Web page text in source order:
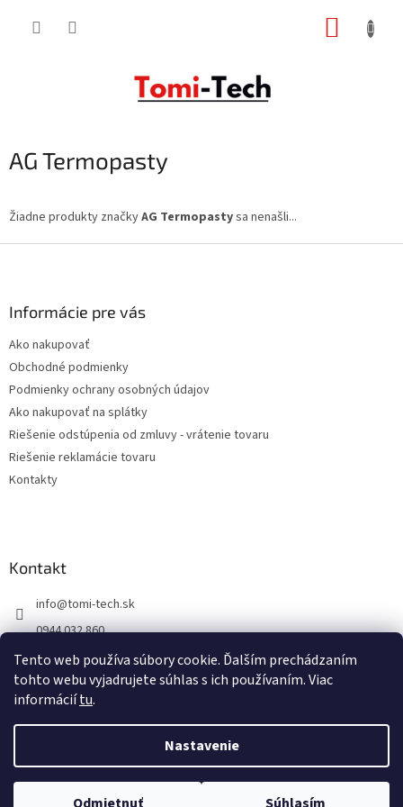
Tento web používa súbory cookie. Ďalším prechádzaním
tohto webu vyjadrujete súhlas s ich používaním. Viac
informáciítu.
Nastavenie
AG Termopasty
Žiadne produkty značkyAG Termopastysa nenašli...
Informácie pre vás
Ako nakupovať
Obchodné podmienky
Podmienky ochrany osobných údajov
Ako nakupovať na splátky
Riešenie odstúpenia od zmluvy - vrátenie tovaru
Riešenie reklamácie tovaru
Kontakty
Kontakt
info@tomi-tech.sk
0944 032 860
https://www.facebook.com/tomitechsk/
tomi__tech/
Vytvoril Shoptet